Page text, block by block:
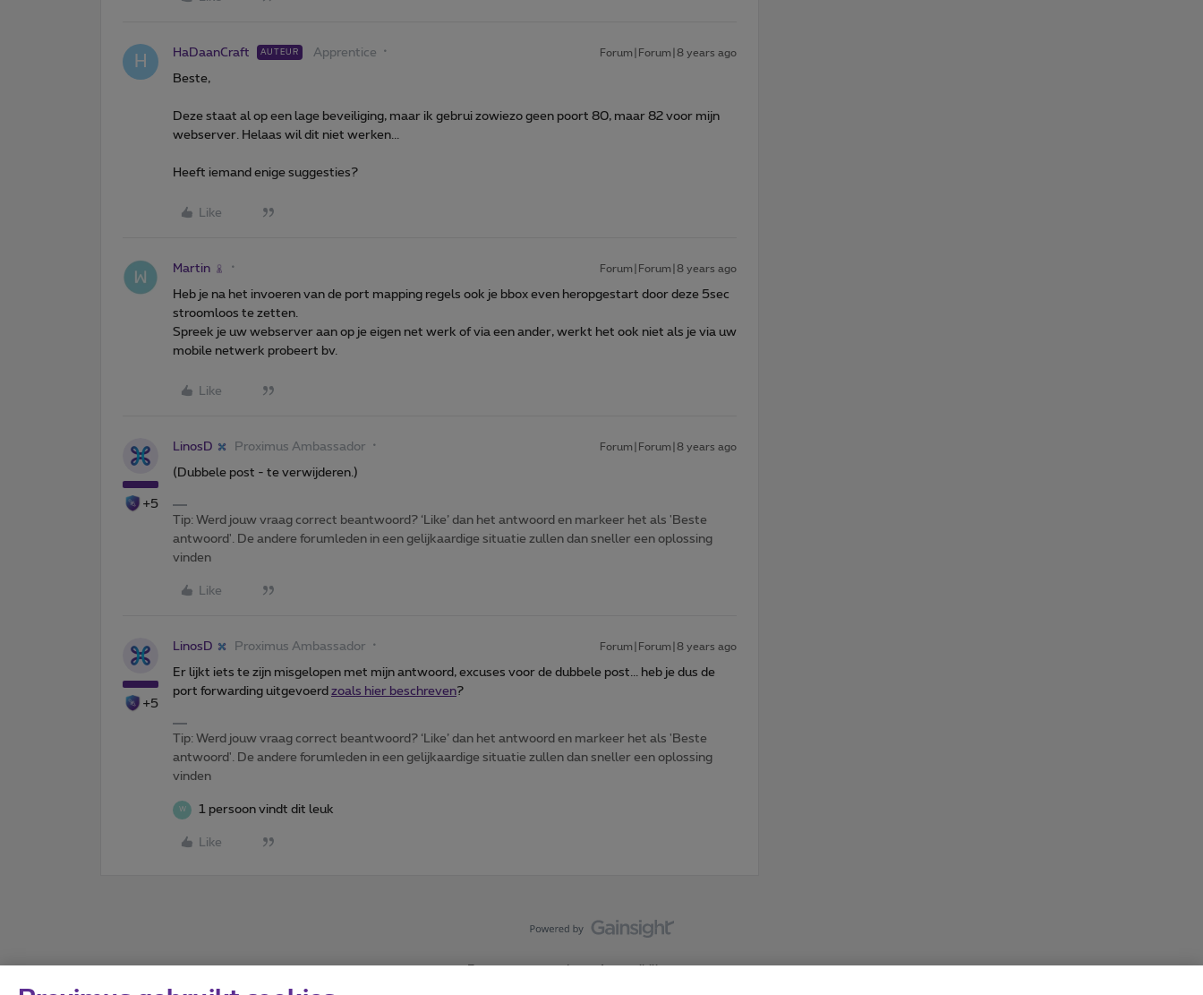
H HaDaanCraft AUTEUR Apprentice Forum|Forum|8 years ago
Beste,
Deze staat al op een lage beveiliging, maar ik gebrui zowiezo geen poort 80, maar 82 voor mijn
webserver. Helaas wil dit niet werken...
Heeft iemand enige suggesties?
Like
Martin Forum|Forum|8 years ago
Heb je na het invoeren van de port mapping regels ook je bbox even heropgestart door deze 5sec
stroomloos te zetten.
Spreek je uw webserver aan op je eigen net werk of via een ander, werkt het ook niet als je via uw
mobile netwerk probeert bv.
Like
+5
LinosD Proximus Ambassador Forum|Forum|8 years ago
(Dubbele post - te verwijderen.)
Tip: Werd jouw vraag correct beantwoord? ‘Like’ dan het antwoord en markeer het als 'Beste
antwoord'. De andere forumleden in een gelijkaardige situatie zullen dan sneller een oplossing
vinden
Like
+5
LinosD Proximus Ambassador Forum|Forum|8 years ago
Er lijkt iets te zijn misgelopen met mijn antwoord, excuses voor de dubbele post... heb je dus de
port forwarding uitgevoerd zoals hier beschreven?
Tip: Werd jouw vraag correct beantwoord? ‘Like’ dan het antwoord en markeer het als 'Beste
antwoord'. De andere forumleden in een gelijkaardige situatie zullen dan sneller een oplossing
vinden
W 1 persoon vindt dit leuk
Like
Forumvoorwaarden Accessibility statement